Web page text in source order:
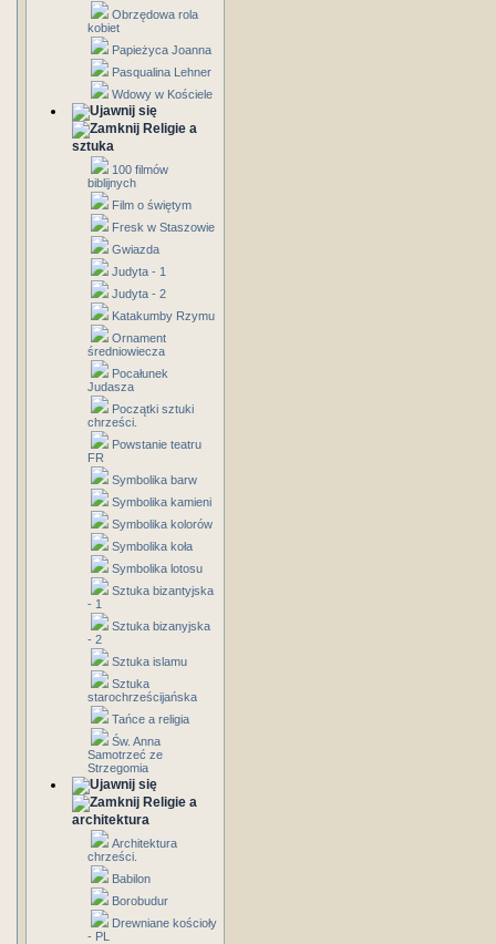
Obrzędowa rola
kobiet
Papieżyca Joanna
Pasqualina Lehner
Wdowy w Kościele
Religie a
sztuka
100 filmów
biblijnych
Film o świętym
Fresk w Staszowie
Gwiazda
Judyta - 1
Judyta - 2
Katakumby Rzymu
Ornament
średniowiecza
Pocałunek
Judasza
Początki sztuki
chrześci.
Powstanie teatru
FR
Symbolika barw
Symbolika kamieni
Symbolika kolorów
Symbolika koła
Symbolika lotosu
Sztuka bizantyjska
- 1
Sztuka bizanyjska
- 2
Sztuka islamu
Sztuka
starochrześcijańska
Tańce a religia
Św. Anna
Samotrzeć ze
Strzegomia
Religie a
architektura
Architektura
chrześci.
Babilon
Borobudur
Drewniane kościoły
- PL